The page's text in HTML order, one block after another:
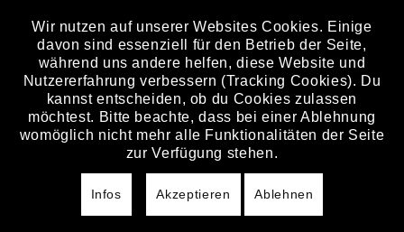
SAMSTAG, 18. AUGUST 2018
KIRCHWEIH
VEITSBRONN
Erst wurde mit Mannes- und Frauenkraft der
aufgestellt und danach konnte im Festzelt so
Wir nutzen auf unserer Websites Cookies. Einige
davon sind essenziell für den Betrieb der Seite,
während uns andere helfen, diese Website und
Nutzererfahrung verbessern (Tracking Cookies). Du
kannst entscheiden, ob du Cookies zulassen
möchtest. Bitte beachte, dass bei einer Ablehnung
womöglich nicht mehr alle Funktionalitäten der Seite
zur Verfügung stehen.
Infos Akzeptieren Ablehnen